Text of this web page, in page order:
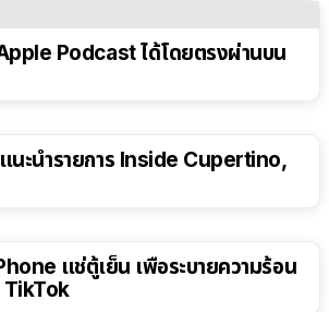
Podcast ได้โดยตรงผ่านบน
นะนำรายการ Inside Cupertino,
แช่ตู้เย็น เพื่อระบายความร้อน
TikTok